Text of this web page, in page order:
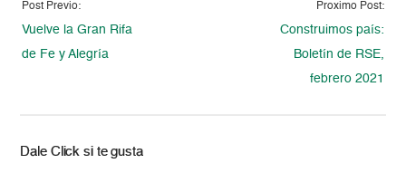
Post Previo:
Vuelve la Gran Rifa
de Fe y Alegría
Proximo Post:
Construimos país:
Boletín de RSE,
febrero 2021
Dale Click si te gusta